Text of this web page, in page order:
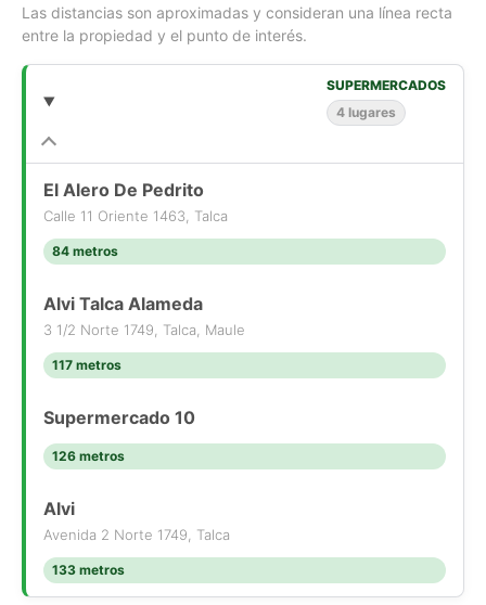
Las distancias son aproximadas y consideran una línea recta
entre la propiedad y el punto de interés.
SUPERMERCADOS
4 lugares
El Alero De Pedrito
Calle 11 Oriente 1463, Talca
84 metros
Alvi Talca Alameda
3 1/2 Norte 1749, Talca, Maule
117 metros
Supermercado 10
126 metros
Alvi
Avenida 2 Norte 1749, Talca
133 metros